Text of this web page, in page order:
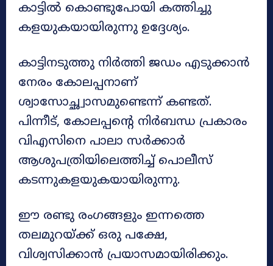
കാട്ടിൽ കൊണ്ടുപോയി കത്തിച്ചു
കളയുകയായിരുന്നു ഉദ്ദേശ്യം.
കാട്ടിനടുത്തു നിർത്തി ജഡം എടുക്കാൻ
നേരം കോലപ്പനാണ്
ശ്വാസോച്ഛ്വാസമുണ്ടെന്ന് കണ്ടത്.
പിന്നീട്, കോലപ്പന്‍റെ നിർബന്ധ പ്രകാരം
വിഎസിനെ പാലാ സർക്കാർ
ആശുപത്രിയിലെത്തിച്ച് പൊലീസ്
കടന്നുകളയുകയായിരുന്നു.
ഈ രണ്ടു രംഗങ്ങളും ഇന്നത്തെ
തലമുറയ്ക്ക് ഒരു പക്ഷേ,
വിശ്വസിക്കാൻ പ്രയാസമായിരിക്കും.